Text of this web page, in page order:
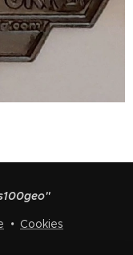
Cookies